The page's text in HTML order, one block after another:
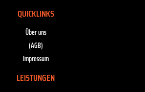
QUICKLINKS
Über uns
(AGB)
Impressum
LEISTUNGEN